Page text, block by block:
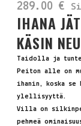
289.00 €
IHANA
KÄSIN
Taidolla ja
Peiton alle on
ihanin, koska
ylellisyyttä.
Villa on
pehmeä